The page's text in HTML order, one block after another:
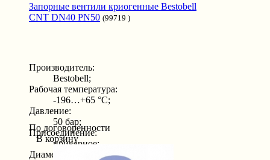
Запорные вентили криогенные Bestobell
CNT DN40 PN50 (99719 )
Производитель:
Bestobell;
Рабочая температура:
-196…+65 °С;
Давление:
50 бар;
Присоединение:
приварное;
Диаметр:
По договоренности
В корзину